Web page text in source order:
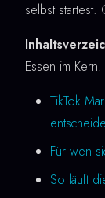
selbst startest.
Essen im Kern.
TikTok
Für wen
So läuft